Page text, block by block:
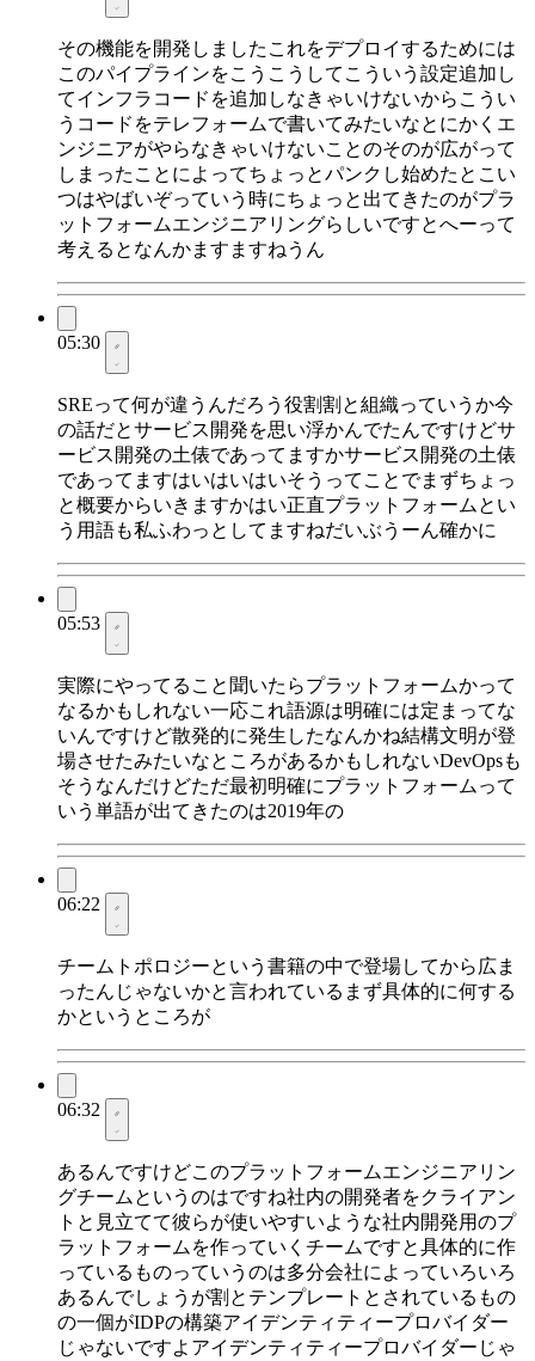
その機能を開発しましたこれをデプロイするためには
このパイプラインをこうこうしてこういう設定追加し
てインフラコードを追加しなきゃいけないからこうい
うコードをテレフォームで書いてみたいなとにかくエ
ンジニアがやらなきゃいけないことのそのが広がって
しまったことによってちょっとパンクし始めたとこい
つはやばいぞっていう時にちょっと出てきたのがプラ
ットフォームエンジニアリングらしいですとへーって
考えるとなんかますますねうん
05:30
SREって何が違うんだろう役割割と組織っていうか今
の話だとサービス開発を思い浮かんでたんですけどサ
ービス開発の土俵であってますかサービス開発の土俵
であってますはいはいはいそうってことでまずちょっ
と概要からいきますかはい正直プラットフォームとい
う用語も私ふわっとしてますねだいぶうーん確かに
05:53
実際にやってること聞いたらプラットフォームかって
なるかもしれない一応これ語源は明確には定まってな
いんですけど散発的に発生したなんかね結構文明が登
場させたみたいなところがあるかもしれないDevOpsも
そうなんだけどただ最初明確にプラットフォームって
いう単語が出てきたのは2019年の
06:22
チームトポロジーという書籍の中で登場してから広ま
ったんじゃないかと言われているまず具体的に何する
かというところが
06:32
あるんですけどこのプラットフォームエンジニアリン
グチームというのはですね社内の開発者をクライアン
トと見立てて彼らが使いやすいような社内開発用のプ
ラットフォームを作っていくチームですと具体的に作
っているものっていうのは多分会社によっていろいろ
あるんでしょうが割とテンプレートとされているもの
の一個がIDPの構築アイデンティティープロバイダー
じゃないですよアイデンティティープロバイダーじゃ